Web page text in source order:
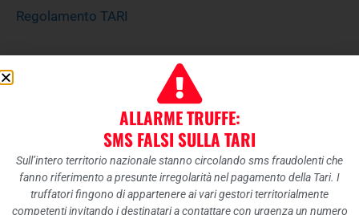
Regolamento TARI
TARIFFA TARI
Delibera Tariffa
Relazione di accompagnamento
ALLARME TRUFFE:
SMS FALSI SULLA TARI
Sull’intero territorio nazionale stanno circolando sms fraudolenti che
fanno riferimento a presunte irregolarità nel pagamento della Tari. I
truffatori fingono di appartenere ai vari gestori territorialmente
competenti invitando i destinatari a contattare con urgenza un numero